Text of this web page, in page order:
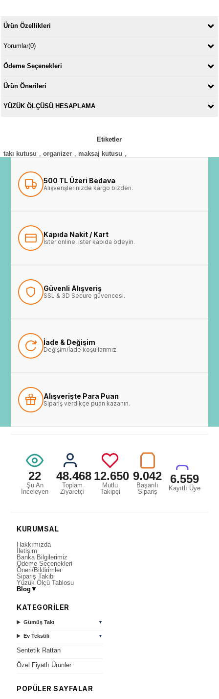
Ürün Özellikleri
Yorumlar(0)
Ödeme Seçenekleri
Ürün Önerileri
YÜZÜK ÖLÇÜSÜ HESAPLAMA
Etiketler
takı kutusu
organizer maksaj kutusu
500 TL Üzeri Bedava
Alışverişlerinizde kargo bizden.
Kapıda Nakit / Kart
İster online, ister kapıda ödeyin.
Güvenli Alışveriş
SSL & 3D Secure güvencesi.
İade & Değişim
Değişim/İade koşullarımız.
Alışverişte Para Puan
Sipariş verdikçe puan kazanın.
22
Şu An
İnceleyen
48.468
Toplam
Ziyaretçi
12.650
Mutlu
Takipçi
9.042
Başarılı
Sipariş
6.559
Kayıtlı Üye
KURUMSAL
Hakkımızda
İletişim
Banka Bilgilerimiz
Ödeme Seçenekleri
Öneri/Bildirimler
Sipariş Takibi
Yüzük Ölçü Tablosu
Blog ▼
KATEGORİLER
Gümüş Takı ▼
Ev Tekstili ▼
Sentetik Rattan
Özel Fiyatlı Ürünler
POPÜLER SAYFALAR